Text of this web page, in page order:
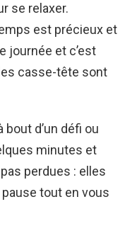
se relaxer.
est précieux et
journée et c’est
casse-tête sont
d’un défi ou
minutes et
perdues : elles
tout en vous